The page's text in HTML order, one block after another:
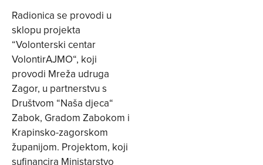
Radionica se provodi u
sklopu projekta
“Volonterski centar
VolontirAJMO“, koji
provodi Mreža udruga
Zagor, u partnerstvu s
Društvom “Naša djeca“
Zabok, Gradom Zabokom i
Krapinsko-zagorskom
županijom. Projektom, koji
sufinancira Ministarstvo